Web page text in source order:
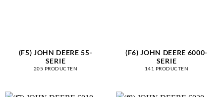
(F5) JOHN DEERE 55-
SERIE
205 PRODUCTEN
(F6) JOHN DEERE 6000-
SERIE
141 PRODUCTEN